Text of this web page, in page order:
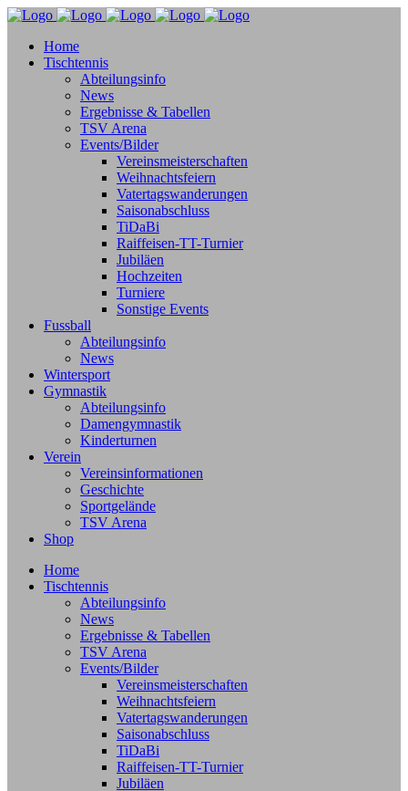
Home
Tischtennis
Abteilungsinfo
News
Ergebnisse & Tabellen
TSV Arena
Events/Bilder
Vereinsmeisterschaften
Weihnachtsfeiern
Vatertagswanderungen
Saisonabschluss
TiDaBi
Raiffeisen-TT-Turnier
Jubiläen
Hochzeiten
Turniere
Sonstige Events
Fussball
Abteilungsinfo
News
Wintersport
Gymnastik
Abteilungsinfo
Damengymnastik
Kinderturnen
Verein
Vereinsinformationen
Geschichte
Sportgelände
TSV Arena
Shop
Home
Tischtennis
Abteilungsinfo
News
Ergebnisse & Tabellen
TSV Arena
Events/Bilder
Vereinsmeisterschaften
Weihnachtsfeiern
Vatertagswanderungen
Saisonabschluss
TiDaBi
Raiffeisen-TT-Turnier
Jubiläen